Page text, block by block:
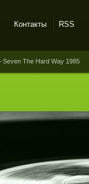
Контакты RSS
Seven The Hard Way 1985